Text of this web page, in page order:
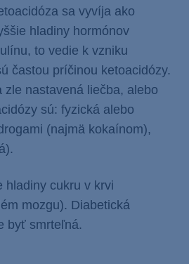
sa vyvíja ako
hladiny hormónov
to vedie k vzniku
častou príčinou ketoacidózy.
nastavená liečba, alebo
sú: fyzická alebo
(najmä kokaínom),
hladiny cukru v krvi
mozgu). Diabetická
byť smrteľná.